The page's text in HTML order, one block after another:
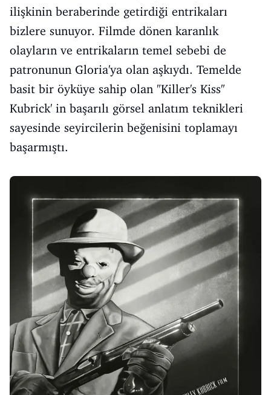
ilişkinin beraberinde getirdiği entrikaları
bizlere sunuyor. Filmde dönen karanlık
olayların ve entrikaların temel sebebi de
patronunun Gloria'ya olan aşkıydı. Temelde
basit bir öyküye sahip olan "Killer's Kiss"
Kubrick' in başarılı görsel anlatım teknikleri
sayesinde seyircilerin beğenisini toplamayı
başarmıştı.